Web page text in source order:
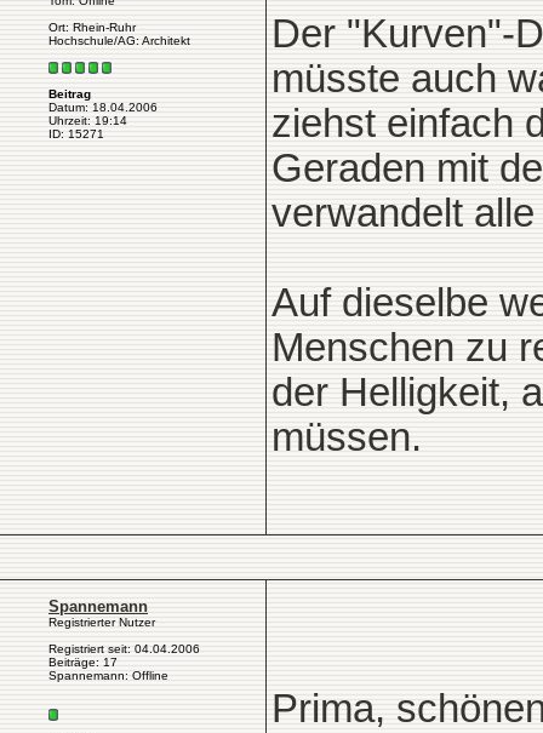
Ort: Rhein-Ruhr
Hochschule/AG: Architekt
Beitrag
Datum: 18.04.2006
Uhrzeit: 19:14
ID: 15271
Der "Kurven"-
müsste auch
ziehst einfach
Geraden mit
verwandelt
Auf dieselbe
Menschen zu
der Helligkeit,
müssen.
Spannemann
Registrierter Nutzer
Registriert seit: 04.04.2006
Beiträge: 17
Spannemann: Offline
Prima,